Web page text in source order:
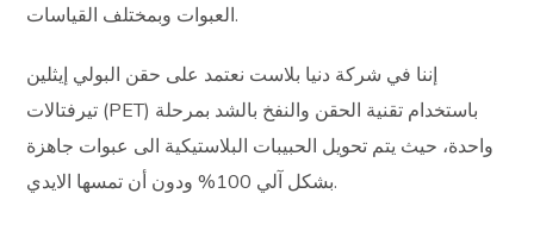
العبوات وبمختلف القياسات.
إننا في شركة دنيا بلاست نعتمد على حقن البولي إيثلين
تيرفتالات (PET) باستخدام تقنية الحقن والنفخ بالشد بمرحلة
واحدة، حيث يتم تحويل الحبيبات البلاستيكية الى عبوات جاهزة
بشكل آلي 100% ودون أن تمسها الايدي.